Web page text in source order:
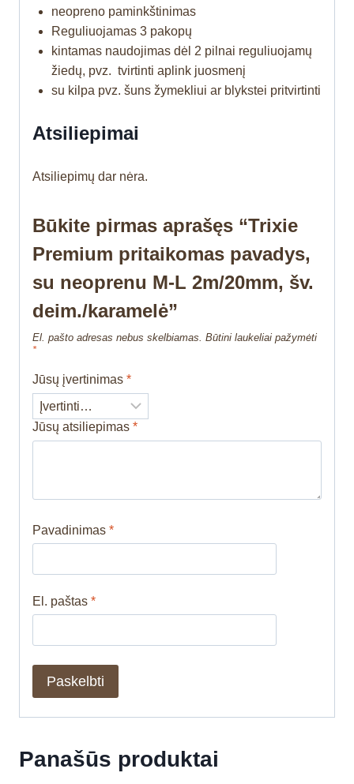
neopreno paminkštinimas
Reguliuojamas 3 pakopų
kintamas naudojimas dėl 2 pilnai reguliuojamų
žiedų, pvz. tvirtinti aplink juosmenį
su kilpa pvz. šuns žymekliui ar blykstei pritvirtinti
Atsiliepimai
Atsiliepimų dar nėra.
Būkite pirmas aprašęs “Trixie
Premium pritaikomas pavadys,
su neoprenu M-L 2m/20mm, šv.
deim./karamelė”
El. pašto adresas nebus skelbiamas. Būtini laukeliai pažymėti
*
Jūsų įvertinimas *
Jūsų atsiliepimas *
Pavadinimas *
El. paštas *
Panašūs produktai